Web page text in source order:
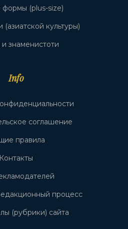
(plus-size)
(азиатской культуры)
знаменистоти
Info
соглашение
правила
Контакты
процесс
(рубрики) сайта